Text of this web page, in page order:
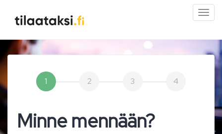
1 2 3 4
Minne mennään?